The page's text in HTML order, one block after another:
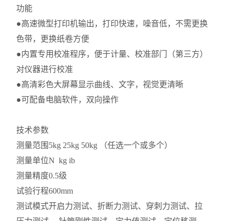
功能
●高速微型打印机输出，打印快速，噪音低，不需更换
色带，更换纸卷方便
●内置专用校准程序，便于计量、校准部门（第三方）
对仪器进行校准
●高清彩色大屏幕显示曲线、文字，视觉更清晰
●可配备电脑软件，双向操作
技术参数
测量范围 5kg 25kg 50kg （任选一个或多个）
测量单位N kg ib
测量精度0.5级
试验行程600mm
测试模式开启力测试、折断力测试、穿刺力测试、拉